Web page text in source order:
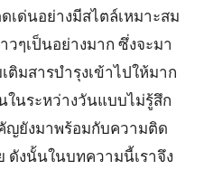
เด่นอย่างมีสไตล์เหมาะสม
ๆเป็นอย่างมาก ซึ่งจะมา
มสารบำรุงเข้าไปให้มาก
นระหว่างวันแบบไม่รู้สึก
ญยังมาพร้อมกับความติด
งนั้นในบทความนี้เราจึง